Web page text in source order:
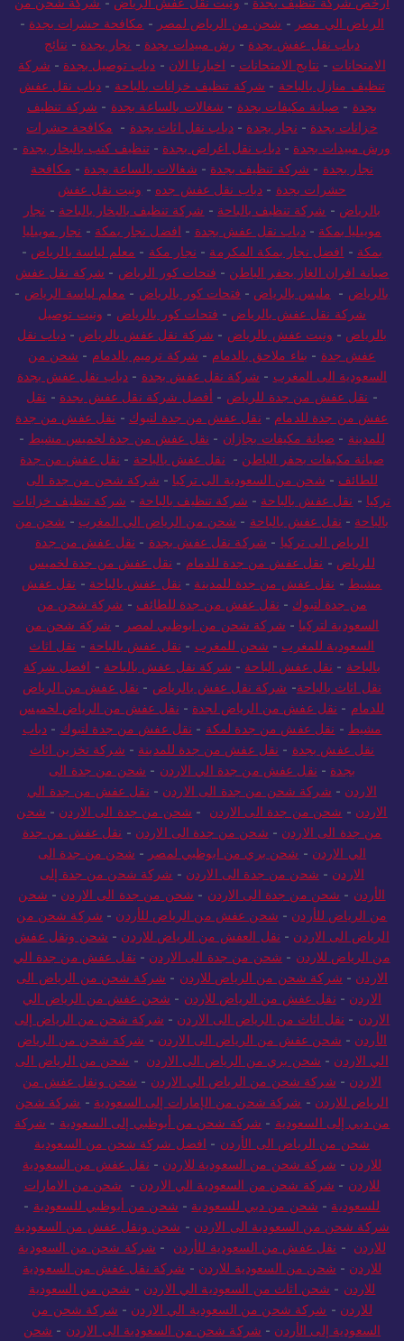
الرياض الي مصر - شحن من الرياض لمصر - مكافحة حشرات بجدة -
دباب نقل عفش بجدة - رش مبيدات بجدة - نجار بجدة - نتائج
الامتحانات - نتايج الامتحانات - اخبارنا الان - دباب توصيل بجدة - شركة
تنظيف منازل بالباحة - شركة تنظيف خزانات بالباحة - دباب نقل عفش
بجدة - صيانة مكيفات بجدة - شغالات بالساعة بجدة - شركة تنظيف
خزانات بجدة - نجار بجدة - دباب نقل اثاث بجدة - مكافحة حشرات
ورش مبيدات بجدة -دباب نقل اغراض بجدة -تنظيف كنب بالبخار بجدة -
نجار بجدة - شركة تنظيف بجدة - شغالات بالساعة بجدة - مكافحة
حشرات بجدة - دباب نقل عفش جده - ونيت نقل عفش
بالرياض - شركة تنظيف بالباحة - شركة تنظيف بالبخار بالباحة - نجار
موبيليا بمكة -دباب نقل عفش بجدة - افضل نجار بمكة - نجار موبيليا
بمكة - افضل نجار بمكة المكرمة - نجار مكة - معلم لياسة بالرياض -
صيانة افران الغاز بحفر الباطن - فتحات كور الرياض - شركة نقل عفش
بالرياض - مليس بالرياض - فتحات كور بالرياض - معلم لياسة الرياض -
شركة نقل عفش بالرياض - فتحات كور بالرياض - ونيت توصيل
بالرياض - ونيت عفش بالرياض - شركة نقل عفش بالرياض -دباب نقل
عفش جدة - بناء ملاحق بالدمام - شركة ترميم بالدمام - شحن من
السعودية الى المغرب - شركة نقل عفش بجدة - دباب نقل عفش بجدة
- نقل عفش من جدة للرياض - أفضل شركة نقل عفش بجدة - نقل
عفش من جدة للدمام - نقل عفش من جدة لتبوك - نقل عفش من جدة
للمدينة - صيانة مكيفات بجازان - نقل عفش من جدة لخميس مشيط -
صيانة مكيفات بحفر الباطن - نقل عفش بالباحة - نقل عفش من جدة
للطائف - شحن من السعودية الى تركيا - شركة شحن من جدة الى
تركيا - نقل عفش بالباحة - شركة تنظيف بالباحة - شركة تنظيف خزانات
بالباحة - نقل عفش بالباحة - شحن من الرياض الي المغرب - شحن من
الرياض الى تركيا - شركة نقل عفش بجدة - نقل عفش من جدة
للرياض - نقل عفش من جدة للدمام - نقل عفش من جدة لخميس
مشيط - نقل عفش من جدة للمدينة - نقل عفش بالباحة - نقل عفش
من جدة لتبوك - نقل عفش من جدة للطائف - شركة شحن من
السعودية لتركيا - شركة شحن من ابوظبي لمصر - شركة شحن من
السعودية للمغرب - شحن للمغرب - نقل عفش بالباحة - نقل اثاث
بالباحة - نقل عفش الباحة - شركة نقل عفش بالباحة - افضل شركة
نقل اثاث بالباحة- شركة نقل عفش بالرياض - نقل عفش من الرياض
للدمام - نقل عفش من الرياض لجدة - نقل عفش من الرياض لخميس
مشيط - نقل عفش من جدة لمكة - نقل عفش من جدة لتبوك - دباب
نقل عفش بجدة - نقل عفش من جدة للمدينة - شركة تخزين اثاث
بجدة - نقل عفش من جدة الي الاردن - شحن من جدة الى
الاردن - شركة شحن من جدة الى الاردن - نقل عفش من جدة الي
الاردن - شحن من جدة الى الاردن - شحن من جدة الى الاردن - شحن
من جدة الى الاردن - شحن من جدة الى الاردن - نقل عفش من جدة
الي الاردن - شحن بري من ابوظبي لمصر - شحن من جدة الى
الاردن - شحن من جدة الى الاردن - شركة شحن من جدة إلى
الأردن - شحن من جدة الى الاردن - شحن من جدة الى الاردن - شحن
من الرياض للأردن - شحن عفش من الرياض للأردن - شركة شحن من
الرياض الى الاردن - نقل العفش من الرياض للاردن - شحن ونقل عفش
من الرياض للاردن - شحن من جدة الى الاردن - نقل عفش من جدة الي
الاردن - شركة شحن من الرياض للاردن - شركة شحن من الرياض الى
الاردن - نقل عفش من الرياض للاردن - شحن عفش من الرياض الي
الاردن - نقل اثاث من الرياض الى الاردن - شركة شحن من الرياض إلى
الأردن - شحن عفش من الرياض الى الاردن - شركة شحن من الرياض
الي الاردن - شحن بري من الرياض الى الاردن - شحن من الرياض الى
الاردن - شركة شحن من الرياض الي الاردن - شحن ونقل عفش من
الرياض للاردن - شركة شحن من الإمارات إلى السعودية - شركة شحن
من دبي إلى السعودية - شركة شحن من أبوظبي إلى السعودية - شركة
شحن من الرياض الى الأردن - افضل شركة شحن من السعودية
للاردن - شركة شحن من السعودية للاردن - نقل عفش من السعودية
للاردن - شركة شحن من السعودية الي الاردن - شحن من الامارات
للسعودية - شحن من دبي للسعودية - شحن من أبوظبي للسعودية -
شركة شحن من السعودية الى الاردن - شحن ونقل عفش من السعودية
للاردن - نقل عفش من السعودية للأردن - شركة شحن من السعودية
للاردن - شحن من السعودية للاردن - شركة نقل عفش من السعودية
للاردن - شحن اثاث من السعودية الي الاردن - شحن من السعودية
للاردن - شركة شحن من السعودية الي الاردن - شركة شحن من
السعودية إلى الأردن - شركة شحن من السعودية الى الاردن - شحن